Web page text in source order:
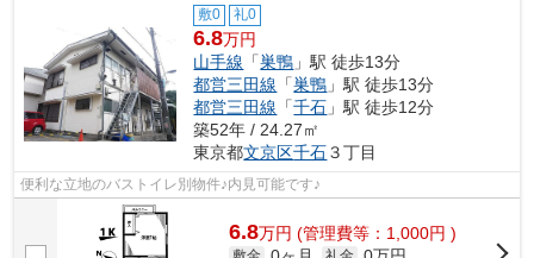
敷0 礼0
6.8万円
山手線 「巣鴨 」駅 徒歩13分
都営三田線 「巣鴨 」駅 徒歩13分
都営三田線 「千石 」駅 徒歩12分
築52年 / 24.27㎡
東京都文京区千石３丁目
便利な立地のバストイレ別物件♪内見可能です♪
6.8万円 (管理費等：1,000円 )